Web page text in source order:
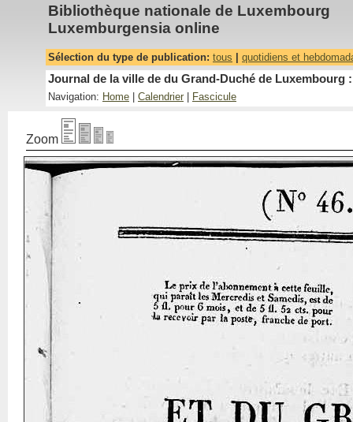
Bibliothèque nationale de Luxembourg
Luxemburgensia online
Sélection du type de publication: tous quotidiens et
Journal de la ville de du Grand-Duché de Luxembourg
Navigation: Home Calendrier Fascicule
Zoom